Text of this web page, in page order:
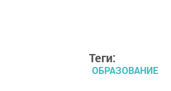
Теги:
ОБРАЗОВАНИЕ